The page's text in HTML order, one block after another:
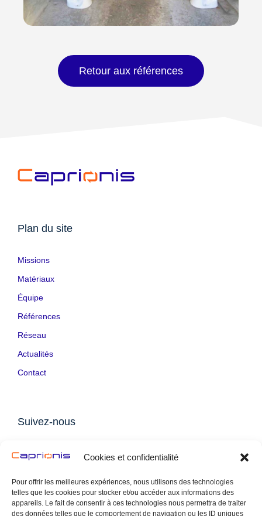
Cookies et confidentialité
Pour offrir les meilleures expériences, nous utilisons des technologies
telles que les cookies pour stocker et/ou accéder aux informations des
appareils. Le fait de consentir à ces technologies nous permettra de traiter
des données telles que le comportement de navigation ou les ID uniques
Retour aux références
Plan du site
Missions
Matériaux
Équipe
Références
Réseau
Actualités
Contact
Suivez-nous
LinkedIn
Contact